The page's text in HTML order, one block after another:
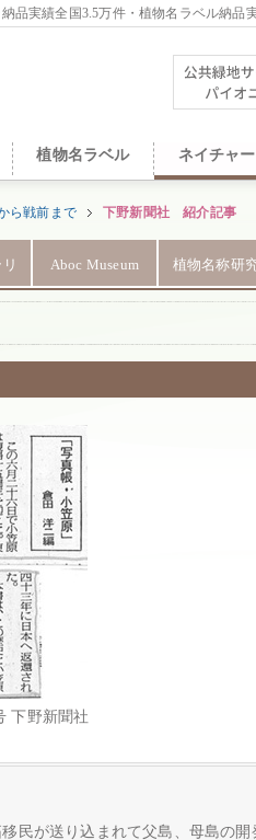
品実績全国3.5万件・植物名ラベル納品
植物名ラベル ネイチャ
ら戦前まで 下野新聞社 紹介記事
Aboc Museum 植物名称研
下野新聞社
民が送り込まれて父島、母島の開